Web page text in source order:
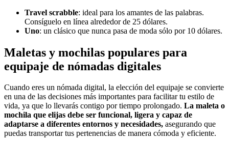
Travel scrabble: ideal para los amantes de las palabras.
Consíguelo en línea alrededor de 25 dólares.
Uno: un clásico que nunca pasa de moda sólo por 10 dólares.
Maletas y mochilas populares para
equipaje de nómadas digitales
Cuando eres un nómada digital, la elección del equipaje se convierte
en una de las decisiones más importantes para facilitar tu estilo de
vida, ya que lo llevarás contigo por tiempo prolongado. La maleta o
mochila que elijas debe ser funcional, ligera y capaz de
adaptarse a diferentes entornos y necesidades, asegurando que
puedas transportar tus pertenencias de manera cómoda y eficiente.